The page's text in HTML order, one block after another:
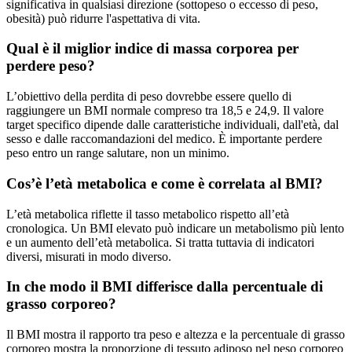
significativa in qualsiasi direzione (sottopeso o eccesso di peso,
obesità) può ridurre l'aspettativa di vita.
Qual è il miglior indice di massa corporea per
perdere peso?
L’obiettivo della perdita di peso dovrebbe essere quello di
raggiungere un BMI normale compreso tra 18,5 e 24,9. Il valore
target specifico dipende dalle caratteristiche individuali, dall'età, dal
sesso e dalle raccomandazioni del medico. È importante perdere
peso entro un range salutare, non un minimo.
Cos’è l’età metabolica e come è correlata al BMI?
L’età metabolica riflette il tasso metabolico rispetto all’età
cronologica. Un BMI elevato può indicare un metabolismo più lento
e un aumento dell’età metabolica. Si tratta tuttavia di indicatori
diversi, misurati in modo diverso.
In che modo il BMI differisce dalla percentuale di
grasso corporeo?
Il BMI mostra il rapporto tra peso e altezza e la percentuale di grasso
corporeo mostra la proporzione di tessuto adiposo nel peso corporeo